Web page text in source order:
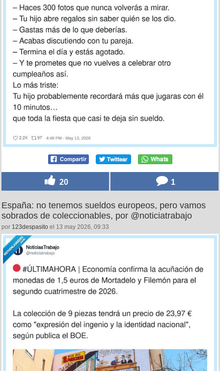
20 1
España: no tenemos sueldos europeos, pero vamos
sobrados de coleccionables, por @noticiatrabajo
por 123despasito el 13 may 2026, 09:33